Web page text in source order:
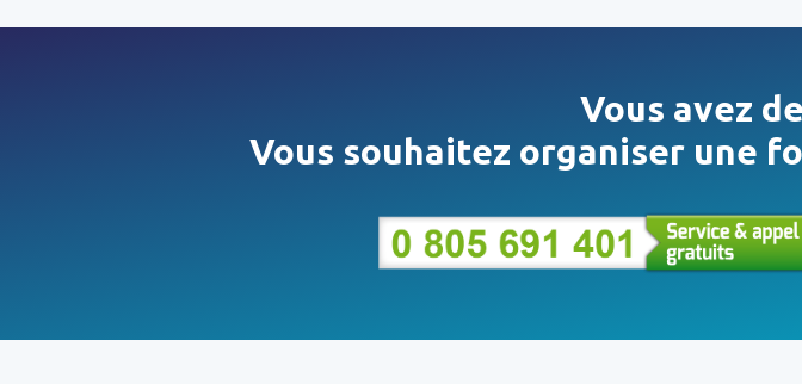
Vous avez
Vous souhaitez organiser une